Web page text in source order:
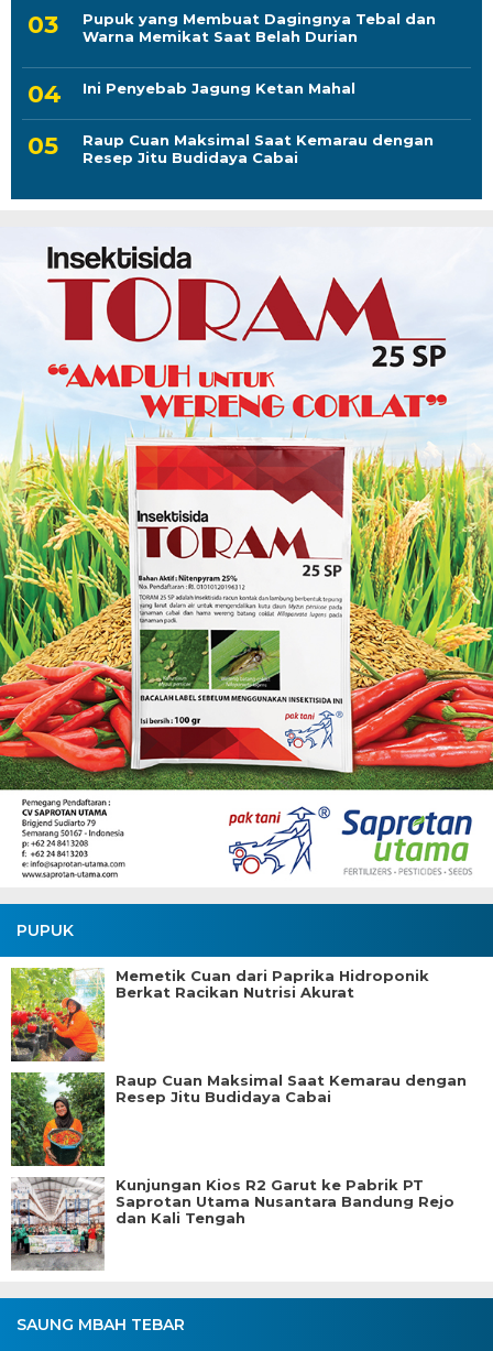
Pupuk yang Membuat Dagingnya Tebal dan
Warna Memikat Saat Belah Durian
Ini Penyebab Jagung Ketan Mahal
Raup Cuan Maksimal Saat Kemarau dengan
Resep Jitu Budidaya Cabai
PUPUK
Memetik Cuan dari Paprika Hidroponik
Berkat Racikan Nutrisi Akurat
Raup Cuan Maksimal Saat Kemarau dengan
Resep Jitu Budidaya Cabai
Kunjungan Kios R2 Garut ke Pabrik PT
Saprotan Utama Nusantara Bandung Rejo
dan Kali Tengah
SAUNG MBAH TEBAR